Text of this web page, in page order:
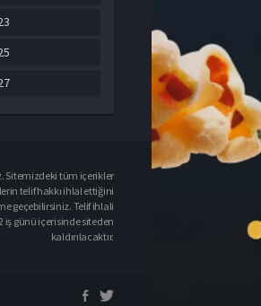
Sitemizdeki tüm içerikler
telif hakkı ihlal ettiğini
geçebilirsiniz. Telif ihlali
günü içerisinde siteden
kaldırılacaktır.